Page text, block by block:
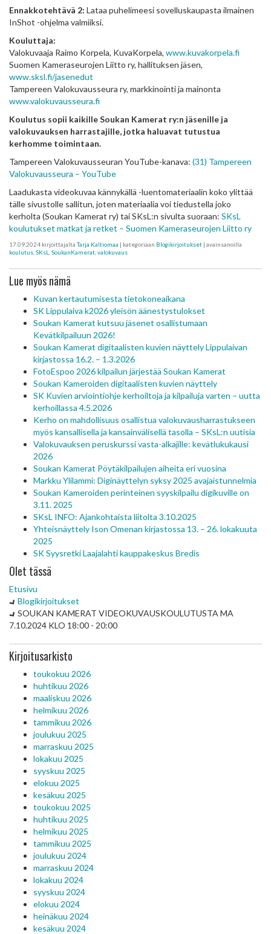
Ennakkotehtävä 2: Lataa puhelimeesi sovelluskaupasta ilmainen
InShot -ohjelma valmiiksi.
Kouluttaja:
Valokuvaaja Raimo Korpela, KuvaKorpela, www.kuvakorpela.fi
Suomen Kameraseurojen Liitto ry, hallituksen jäsen,
www.sksl.fi/jasenedut
Tampereen Valokuvausseura ry, markkinointi ja mainonta
www.valokuvausseura.fi
Koulutus sopii kaikille Soukan Kamerat ry:n jäsenille ja
valokuvauksen harrastajille, jotka haluavat tutustua
kerhomme toimintaan.
Tampereen Valokuvausseuran YouTube-kanava: (31) Tampereen
Valokuvausseura – YouTube
Laadukasta videokuvaa kännykällä -luentomateriaalin koko ylittää
tälle sivustolle sallitun, joten materiaalia voi tiedustella joko
kerholta (Soukan Kamerat ry) tai SKsL:n sivulta suoraan: SKsL
koulutukset matkat ja retket – Suomen Kameraseurojen Liitto ry
17.09.2024 kirjoittajaltaTarja Kaltiomaa | kategoriaan Blogikirjoitukset | avainsanoilla
koulutus SKsL SoukanKamerat valokuvaus
Lue myös nämä
Kuvan kertautumisesta tietokoneaikana
SK Lippulaiva k2026 yleisön äänestystulokset
Soukan Kamerat kutsuu jäsenet osallistumaan
Kevätkilpailuun 2026!
Soukan Kamerat digitaalisten kuvien näyttely Lippulaivan
kirjastossa 16.2. – 1.3.2026
FotoEspoo 2026 kilpailun järjestää Soukan Kamerat
Soukan Kameroiden digitaalisten kuvien näyttely
SK Kuvien arviointiohje kerhoiltoja ja kilpailuja varten – uutta
kerhoillassa 4.5.2026
Kerho on mahdollisuus osallistua valokuvausharrastukseen
myös kansallisella ja kansainvälisellä tasolla – SKsL:n uutisia
Valokuvauksen peruskurssi vasta-alkajille: kevätlukukausi
2026
Soukan Kamerat Pöytäkilpailujen aiheita eri vuosina
Markku Ylilammi: Diginäyttelyn syksy 2025 avajaistunnelmia
Soukan Kameroiden perinteinen syyskilpailu digikuville on
3.11. 2025
SKsL INFO: Ajankohtaista liitolta 3.10.2025
Yhteisnäyttely Ison Omenan kirjastossa 13. – 26. lokakuuta
2025
SK Syysretki Laajalahti kauppakeskus Bredis
Olet tässä
Etusivu
Blogikirjoitukset
SOUKAN KAMERAT VIDEOKUVAUSKOULUTUSTA MA
7.10.2024 KLO 18:00 - 20:00
Kirjoitusarkisto
toukokuu 2026
huhtikuu 2026
maaliskuu 2026
helmikuu 2026
tammikuu 2026
joulukuu 2025
marraskuu 2025
lokakuu 2025
syyskuu 2025
elokuu 2025
kesäkuu 2025
toukokuu 2025
huhtikuu 2025
helmikuu 2025
tammikuu 2025
joulukuu 2024
marraskuu 2024
lokakuu 2024
syyskuu 2024
elokuu 2024
heinäkuu 2024
kesäkuu 2024